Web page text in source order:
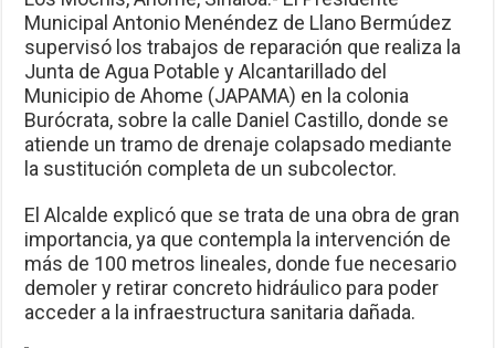
Municipal Antonio Menéndez de Llano Bermúdez
supervisó los trabajos de reparación que realiza la
Junta de Agua Potable y Alcantarillado del
Municipio de Ahome (JAPAMA) en la colonia
Burócrata, sobre la calle Daniel Castillo, donde se
atiende un tramo de drenaje colapsado mediante
la sustitución completa de un subcolector.
El Alcalde explicó que se trata de una obra de gran
importancia, ya que contempla la intervención de
más de 100 metros lineales, donde fue necesario
demoler y retirar concreto hidráulico para poder
acceder a la infraestructura sanitaria dañada.